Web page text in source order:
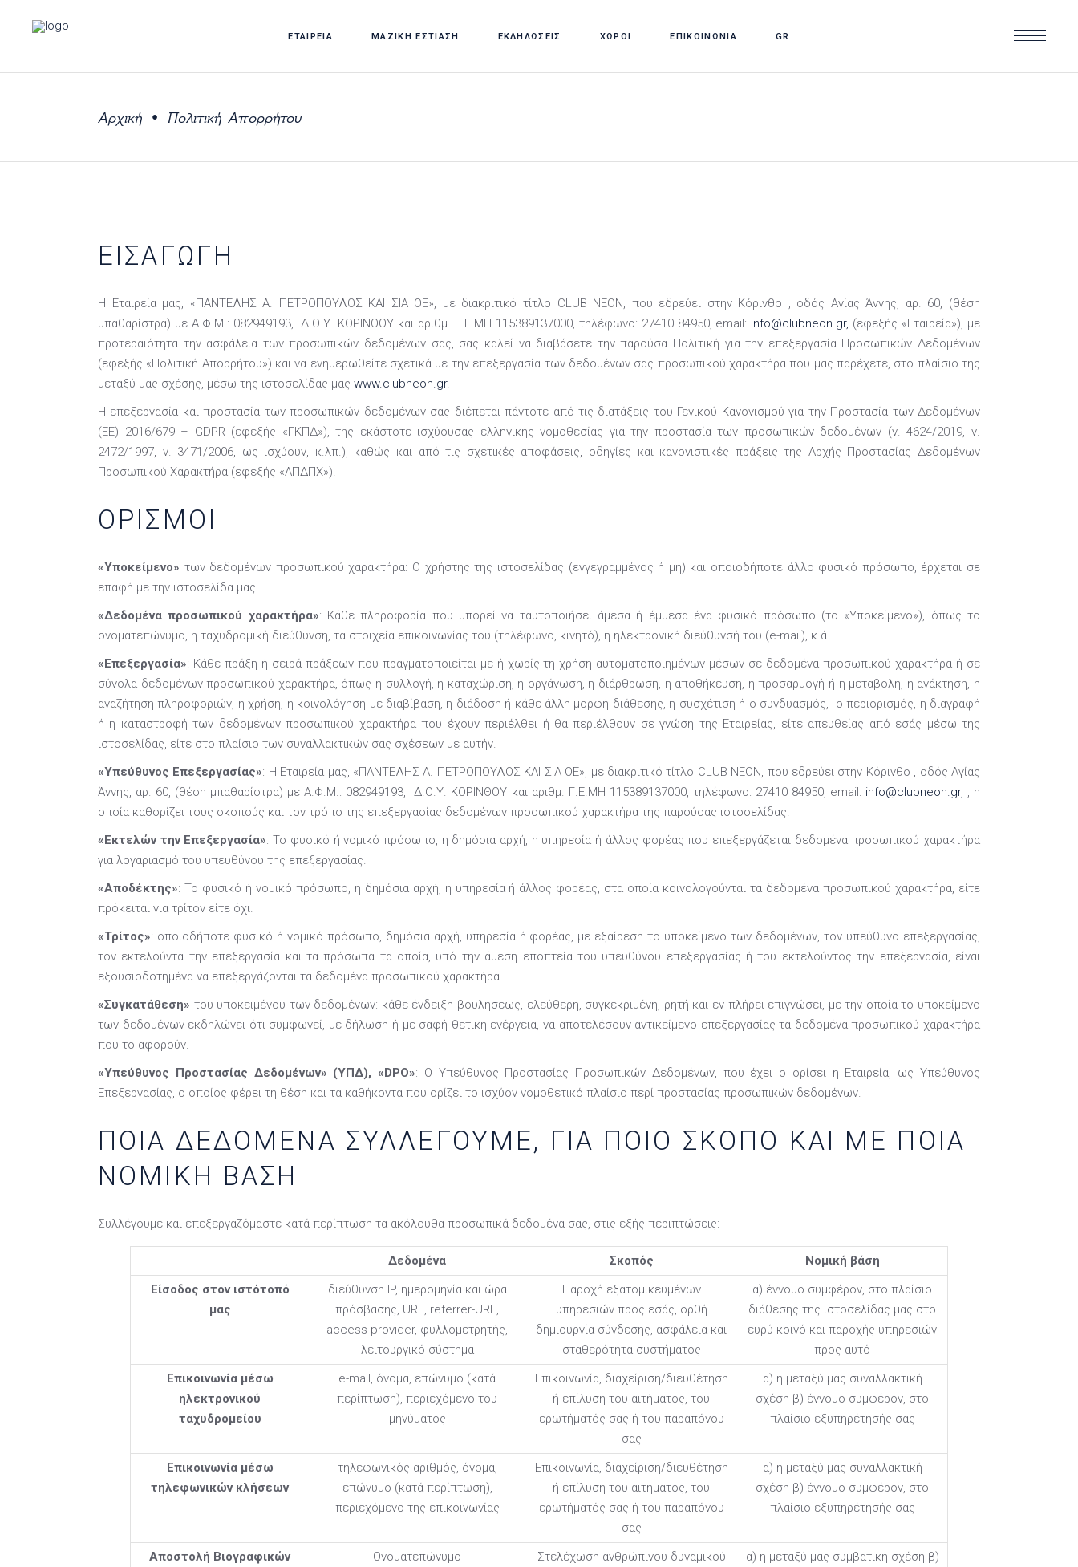
ΕΤΑΙΡΕΙΑ ΜΑΖΙΚΗ ΕΣΤΙΑΣΗ ΕΚΔΗΛΩΣΕΙΣ ΧΩΡΟΙ ΕΠΙΚΟΙΝΩΝΙΑ GR
Αρχική • Πολιτική Απορρήτου
ΕΙΣΑΓΩΓΉ
Η Εταιρεία μας, «ΠΑΝΤΕΛΗΣ Α. ΠΕΤΡΟΠΟΥΛΟΣ ΚΑΙ ΣΙΑ ΟΕ», με διακριτικό τίτλο CLUB NEON, που εδρεύει στην Κόρινθο , οδός Αγίας Άννης, αρ. 60, (θέση
μπαθαρίστρα) με Α.Φ.Μ.: 082949193, Δ.Ο.Υ. ΚΟΡΙΝΘΟΥ και αριθμ. Γ.Ε.ΜΗ 115389137000, τηλέφωνο: 27410 84950, email: info@clubneon.gr, (εφεξής «Εταιρεία»), με
προτεραιότητα την ασφάλεια των προσωπικών δεδομένων σας, σας καλεί να διαβάσετε την παρούσα Πολιτική για την επεξεργασία Προσωπικών Δεδομένων
(εφεξής «Πολιτική Απορρήτου») και να ενημερωθείτε σχετικά με την επεξεργασία των δεδομένων σας προσωπικού χαρακτήρα που μας παρέχετε, στο πλαίσιο της
μεταξύ μας σχέσης, μέσω της ιστοσελίδας μας www.clubneon.gr.
Η επεξεργασία και προστασία των προσωπικών δεδομένων σας διέπεται πάντοτε από τις διατάξεις του Γενικού Κανονισμού για την Προστασία των Δεδομένων
(EE) 2016/679 – GDPR (εφεξής «ΓΚΠΔ»), της εκάστοτε ισχύουσας ελληνικής νομοθεσίας για την προστασία των προσωπικών δεδομένων (ν. 4624/2019, ν.
2472/1997, ν. 3471/2006, ως ισχύουν, κ.λπ.), καθώς και από τις σχετικές αποφάσεις, οδηγίες και κανονιστικές πράξεις της Αρχής Προστασίας Δεδομένων
Προσωπικού Χαρακτήρα (εφεξής «ΑΠΔΠΧ»).
ΟΡΙΣΜΟΊ
«Υποκείμενο» των δεδομένων προσωπικού χαρακτήρα: Ο χρήστης της ιστοσελίδας (εγγεγραμμένος ή μη) και οποιοδήποτε άλλο φυσικό πρόσωπο, έρχεται σε
επαφή με την ιστοσελίδα μας.
«Δεδομένα προσωπικού χαρακτήρα»: Κάθε πληροφορία που μπορεί να ταυτοποιήσει άμεσα ή έμμεσα ένα φυσικό πρόσωπο (το «Υποκείμενο»), όπως το
ονοματεπώνυμο, η ταχυδρομική διεύθυνση, τα στοιχεία επικοινωνίας του (τηλέφωνο, κινητό), η ηλεκτρονική διεύθυνσή του (e-mail), κ.ά.
«Επεξεργασία»: Κάθε πράξη ή σειρά πράξεων που πραγματοποιείται με ή χωρίς τη χρήση αυτοματοποιημένων μέσων σε δεδομένα προσωπικού χαρακτήρα ή σε
σύνολα δεδομένων προσωπικού χαρακτήρα, όπως η συλλογή, η καταχώριση, η οργάνωση, η διάρθρωση, η αποθήκευση, η προσαρμογή ή η μεταβολή, η ανάκτηση, η
αναζήτηση πληροφοριών, η χρήση, η κοινολόγηση με διαβίβαση, η διάδοση ή κάθε άλλη μορφή διάθεσης, η συσχέτιση ή ο συνδυασμός, ο περιορισμός, η διαγραφή
ή η καταστροφή των δεδομένων προσωπικού χαρακτήρα που έχουν περιέλθει ή θα περιέλθουν σε γνώση της Εταιρείας, είτε απευθείας από εσάς μέσω της
ιστοσελίδας, είτε στο πλαίσιο των συναλλακτικών σας σχέσεων με αυτήν.
«Υπεύθυνος Επεξεργασίας»: Η Εταιρεία μας, «ΠΑΝΤΕΛΗΣ Α. ΠΕΤΡΟΠΟΥΛΟΣ ΚΑΙ ΣΙΑ ΟΕ», με διακριτικό τίτλο CLUB NEON, που εδρεύει στην Κόρινθο , οδός Αγίας
Άννης, αρ. 60, (θέση μπαθαρίστρα) με Α.Φ.Μ.: 082949193, Δ.Ο.Υ. ΚΟΡΙΝΘΟΥ και αριθμ. Γ.Ε.ΜΗ 115389137000, τηλέφωνο: 27410 84950, email: info@clubneon.gr, , η
οποία καθορίζει τους σκοπούς και τον τρόπο της επεξεργασίας δεδομένων προσωπικού χαρακτήρα της παρούσας ιστοσελίδας.
«Εκτελών την Επεξεργασία»: Το φυσικό ή νομικό πρόσωπο, η δημόσια αρχή, η υπηρεσία ή άλλος φορέας που επεξεργάζεται δεδομένα προσωπικού χαρακτήρα
για λογαριασμό του υπευθύνου της επεξεργασίας.
«Αποδέκτης»: Το φυσικό ή νομικό πρόσωπο, η δημόσια αρχή, η υπηρεσία ή άλλος φορέας, στα οποία κοινολογούνται τα δεδομένα προσωπικού χαρακτήρα, είτε
πρόκειται για τρίτον είτε όχι.
«Τρίτος»: οποιοδήποτε φυσικό ή νομικό πρόσωπο, δημόσια αρχή, υπηρεσία ή φορέας, με εξαίρεση το υποκείμενο των δεδομένων, τον υπεύθυνο επεξεργασίας,
τον εκτελούντα την επεξεργασία και τα πρόσωπα τα οποία, υπό την άμεση εποπτεία του υπευθύνου επεξεργασίας ή του εκτελούντος την επεξεργασία, είναι
εξουσιοδοτημένα να επεξεργάζονται τα δεδομένα προσωπικού χαρακτήρα.
«Συγκατάθεση» του υποκειμένου των δεδομένων: κάθε ένδειξη βουλήσεως, ελεύθερη, συγκεκριμένη, ρητή και εν πλήρει επιγνώσει, με την οποία το υποκείμενο
των δεδομένων εκδηλώνει ότι συμφωνεί, με δήλωση ή με σαφή θετική ενέργεια, να αποτελέσουν αντικείμενο επεξεργασίας τα δεδομένα προσωπικού χαρακτήρα
που το αφορούν.
«Υπεύθυνος Προστασίας Δεδομένων» (ΥΠΔ), «DPO»: Ο Υπεύθυνος Προστασίας Προσωπικών Δεδομένων, που έχει ο ορίσει η Εταιρεία, ως Υπεύθυνος
Επεξεργασίας, ο οποίος φέρει τη θέση και τα καθήκοντα που ορίζει το ισχύον νομοθετικό πλαίσιο περί προστασίας προσωπικών δεδομένων.
ΠΟΙΑ ΔΕΔΟΜΈΝΑ ΣΥΛΛΈΓΟΥΜΕ, ΓΙΑ ΠΟΙΟ ΣΚΟΠΌ ΚΑΙ ΜΕ ΠΟΙΑ
ΝΟΜΙΚΉ ΒΆΣΗ
Συλλέγουμε και επεξεργαζόμαστε κατά περίπτωση τα ακόλουθα προσωπικά δεδομένα σας, στις εξής περιπτώσεις:
Δεδομένα Σκοπός
Νομική βάση
Είσοδος στον ιστότοπό
μας
διεύθυνση IP, ημερομηνία και ώρα
πρόσβασης, URL, referrer-URL,
access provider, φυλλομετρητής,
λειτουργικό σύστημα
Παροχή εξατομικευμένων
υπηρεσιών προς εσάς, ορθή
δημιουργία σύνδεσης, ασφάλεια και
σταθερότητα συστήματος
α) έννομο συμφέρον, στο πλαίσιο
διάθεσης της ιστοσελίδας μας στο
ευρύ κοινό και παροχής υπηρεσιών
προς αυτό
Επικοινωνία μέσω
ηλεκτρονικού
ταχυδρομείου
e-mail, όνομα, επώνυμο (κατά
περίπτωση), περιεχόμενο του
μηνύματος
Επικοινωνία, διαχείριση/διευθέτηση
ή επίλυση του αιτήματος, του
ερωτήματός σας ή του παραπόνου
σας
α) η μεταξύ μας συναλλακτική
σχέση β) έννομο συμφέρον, στο
πλαίσιο εξυπηρέτησής σας
Επικοινωνία μέσω
τηλεφωνικών κλήσεων
τηλεφωνικός αριθμός, όνομα,
επώνυμο (κατά περίπτωση),
περιεχόμενο της επικοινωνίας
Επικοινωνία, διαχείριση/διευθέτηση
ή επίλυση του αιτήματος, του
ερωτήματός σας ή του παραπόνου
σας
α) η μεταξύ μας συναλλακτική
σχέση β) έννομο συμφέρον, στο
πλαίσιο εξυπηρέτησής σας
Αποστολή Βιογραφικών
Ονοματεπώνυμο
Στελέχωση ανθρώπινου δυναμικού
α) η μεταξύ μας συμβατική σχέση β)